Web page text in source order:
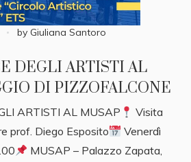
by Giuliana Santoro
DEGLI ARTISTI AL
DI PIZZOFALCONE
ARTISTI AL MUSAP
Visita
prof. Diego Esposito
Venerdì
MUSAP – Palazzo Zapata,